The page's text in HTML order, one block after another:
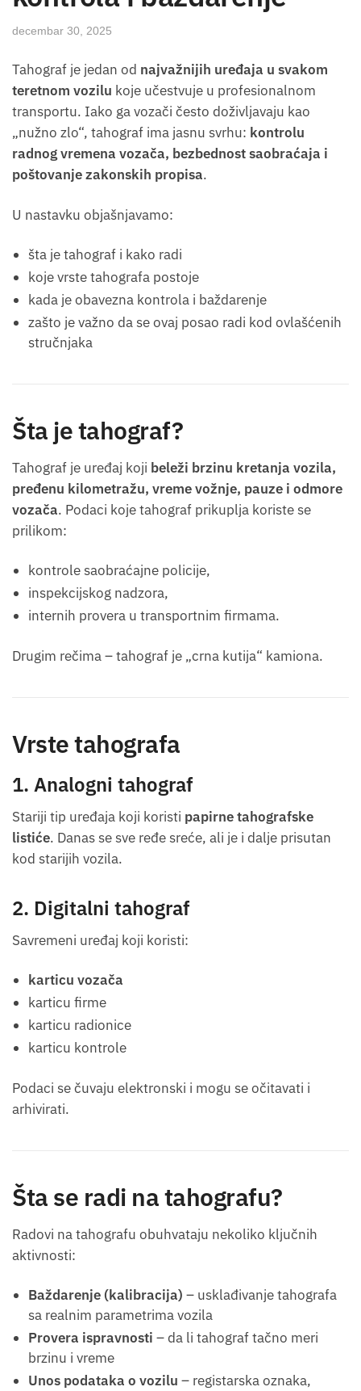
decembar 30, 2025
Tahograf je jedan od najvažnijih uređaja u svakom
teretnom vozilu koje učestvuje u profesionalnom
transportu. Iako ga vozači često doživljavaju kao
„nužno zlo“, tahograf ima jasnu svrhu: kontrolu
radnog vremena vozača, bezbednost saobraćaja i
poštovanje zakonskih propisa.
U nastavku objašnjavamo:
šta je tahograf i kako radi
koje vrste tahografa postoje
kada je obavezna kontrola i baždarenje
zašto je važno da se ovaj posao radi kod ovlašćenih
stručnjaka
Šta je tahograf?
Tahograf je uređaj koji beleži brzinu kretanja vozila,
pređenu kilometražu, vreme vožnje, pauze i odmore
vozača. Podaci koje tahograf prikuplja koriste se
prilikom:
kontrole saobraćajne policije,
inspekcijskog nadzora,
internih provera u transportnim firmama.
Drugim rečima – tahograf je „crna kutija“ kamiona.
Vrste tahografa
1. Analogni tahograf
Stariji tip uređaja koji koristi papirne tahografske
listiće. Danas se sve ređe sreće, ali je i dalje prisutan
kod starijih vozila.
2. Digitalni tahograf
Savremeni uređaj koji koristi:
karticu vozača
karticu firme
karticu radionice
karticu kontrole
Podaci se čuvaju elektronski i mogu se očitavati i
arhivirati.
Šta se radi na tahografu?
Radovi na tahografu obuhvataju nekoliko ključnih
aktivnosti:
Baždarenje (kalibracija) – usklađivanje tahografa
sa realnim parametrima vozila
Provera ispravnosti – da li tahograf tačno meri
brzinu i vreme
Unos podataka o vozilu – registarska oznaka,